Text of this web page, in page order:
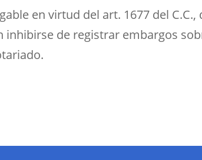
en virtud del art. 1677 del C.C.,
de registrar embargos